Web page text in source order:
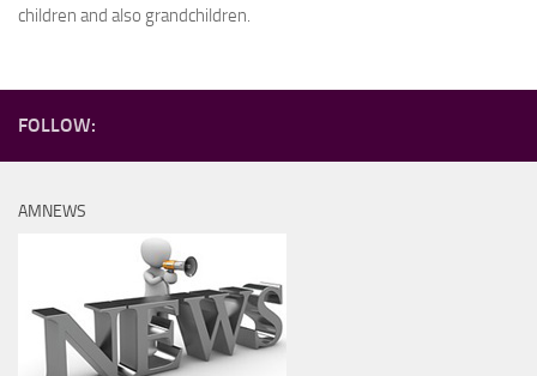
children and also grandchildren.
FOLLOW:
AMNEWS